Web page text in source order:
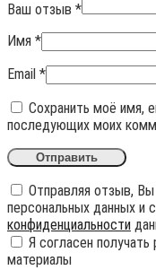
Ваш отзыв *
Имя *
Email *
Сохранить моё имя,
последующих моих
Отправляя отзыв,
персональных данных и
конфиденциальности
Я согласен
материалы